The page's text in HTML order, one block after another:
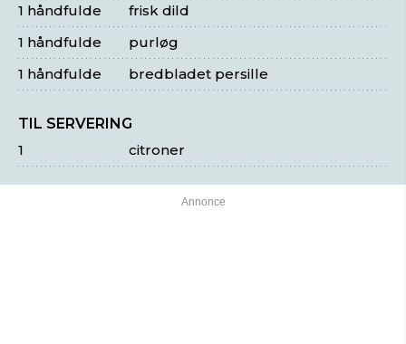
frisk dild
1 håndfulde
purløg
1 håndfulde
bredbladet persille
1 håndfulde
TIL SERVERING
citroner
1